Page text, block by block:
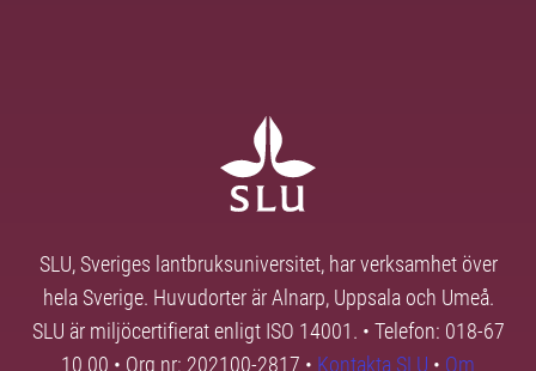
SLU, Sveriges lantbruksuniversitet, har verksamhet över
hela Sverige. Huvudorter är Alnarp, Uppsala och Umeå.
SLU är miljöcertifierat enligt ISO 14001. • Telefon: 018-67
10 00 • Org nr: 202100-2817 • Kontakta SLU • Om